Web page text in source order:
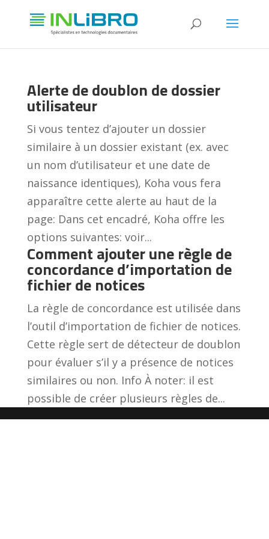
Alerte de doublon de dossier
utilisateur
Si vous tentez d’ajouter un dossier
similaire à un dossier existant (ex. avec
un nom d’utilisateur et une date de
naissance identiques), Koha vous fera
apparaître cette alerte au haut de la
page: Dans cet encadré, Koha offre les
options suivantes: voir...
Comment ajouter une règle de
concordance d’importation de
fichier de notices
La règle de concordance est utilisée dans
l’outil d’importation de fichier de notices.
Cette règle sert de détecteur de doublon
pour évaluer s’il y a présence de notices
similaires ou non. Info À noter: il est
possible de créer plusieurs règles de...